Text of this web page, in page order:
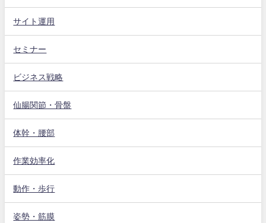
サイト運用
セミナー
ビジネス戦略
仙腸関節・骨盤
体幹・腰部
作業効率化
動作・歩行
姿勢・筋膜